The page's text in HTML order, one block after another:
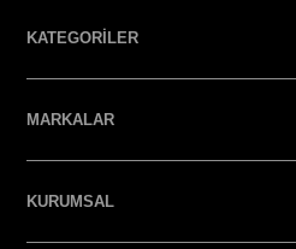
KATEGORİLER
MARKALAR
KURUMSAL